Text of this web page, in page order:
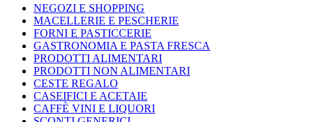
NEGOZI E SHOPPING
MACELLERIE E PESCHERIE
FORNI E PASTICCERIE
GASTRONOMIA E PASTA FRESCA
PRODOTTI ALIMENTARI
PRODOTTI NON ALIMENTARI
CESTE REGALO
CASEIFICI E ACETAIE
CAFFÈ VINI E LIQUORI